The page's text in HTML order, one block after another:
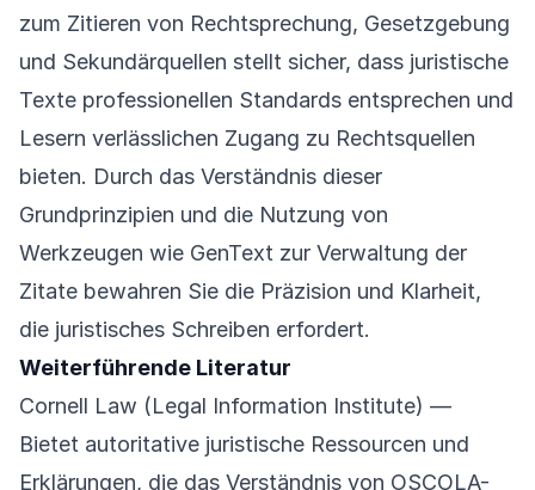
zum Zitieren von Rechtsprechung, Gesetzgebung
und Sekundärquellen stellt sicher, dass juristische
Texte professionellen Standards entsprechen und
Lesern verlässlichen Zugang zu Rechtsquellen
bieten. Durch das Verständnis dieser
Grundprinzipien und die Nutzung von
Werkzeugen wie GenText zur Verwaltung der
Zitate bewahren Sie die Präzision und Klarheit,
die juristisches Schreiben erfordert.
Weiterführende Literatur
Cornell Law (Legal Information Institute) —
Bietet autoritative juristische Ressourcen und
Erklärungen, die das Verständnis von OSCOLA-